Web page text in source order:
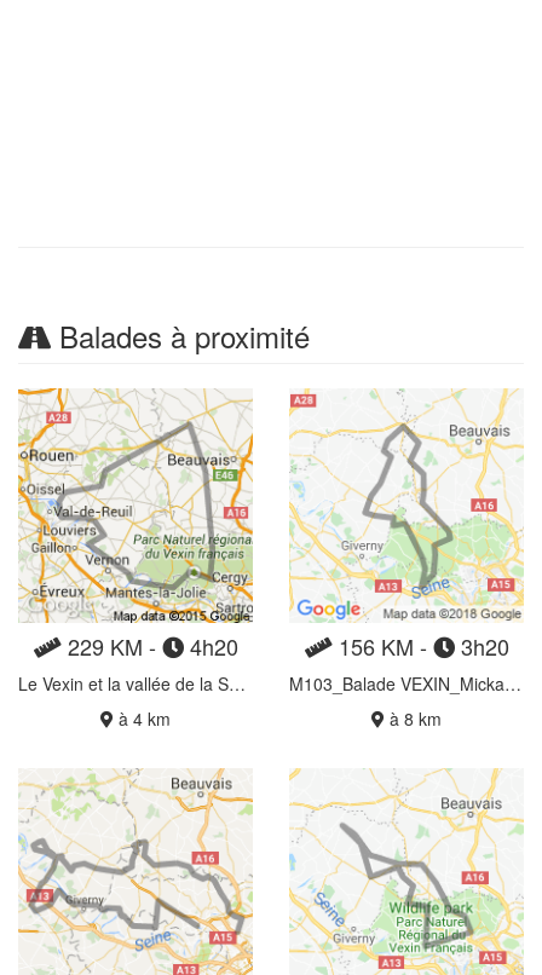
Balades à proximité
229 KM - 4h20
Le Vexin et la vallée de la Seine
à 4 km
156 KM - 3h20
M103_Balade VEXIN_Mickael_V2
à 8 km